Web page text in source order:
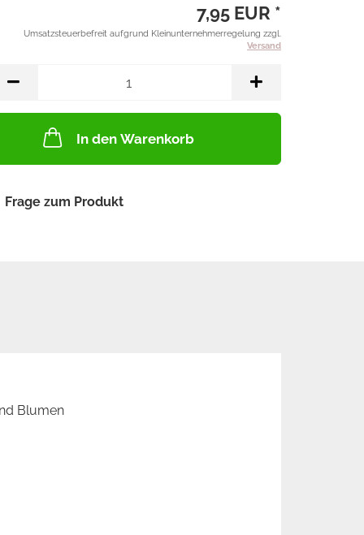
7,95 EUR *
Umsatzsteuerbefreit aufgrund Kleinunternehmerregelung zzgl.
Versand
In den Warenkorb
Frage zum Produkt
Blumen